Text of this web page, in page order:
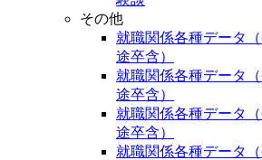
その他
就職関係各種データ
途卒含）
就職関係各種データ
途卒含）
就職関係各種データ
途卒含）
就職関係各種データ